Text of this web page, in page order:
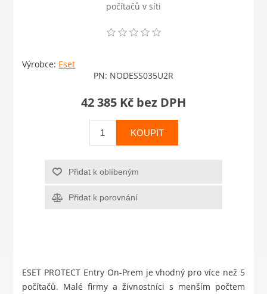
počítačů v síti
Výrobce: Eset
PN: NODESS035U2R
42 385 Kč bez DPH
KOUPIT
Přidat k oblíbeným
Přidat k porovnání
ESET PROTECT Entry On-Prem je vhodný pro více než 5
počítačů. Malé firmy a živnostníci s menším počtem